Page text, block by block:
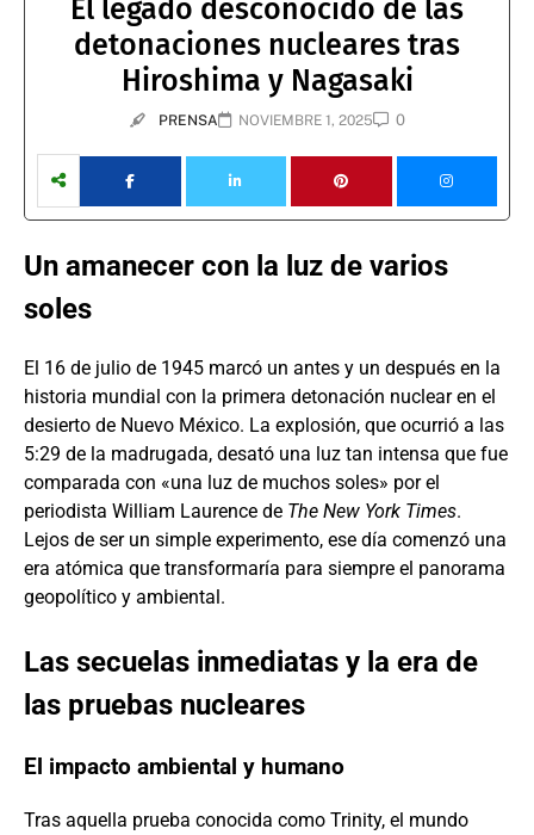
El legado desconocido de las
detonaciones nucleares tras
Hiroshima y Nagasaki
PRENSA NOVIEMBRE 1, 2025 0
Un amanecer con la luz de varios
soles
El 16 de julio de 1945 marcó un antes y un después en la
historia mundial con la primera detonación nuclear en el
desierto de Nuevo México. La explosión, que ocurrió a las
5:29 de la madrugada, desató una luz tan intensa que fue
comparada con «una luz de muchos soles» por el
periodista William Laurence de The New York Times.
Lejos de ser un simple experimento, ese día comenzó una
era atómica que transformaría para siempre el panorama
geopolítico y ambiental.
Las secuelas inmediatas y la era de
las pruebas nucleares
El impacto ambiental y humano
Tras aquella prueba conocida como Trinity, el mundo